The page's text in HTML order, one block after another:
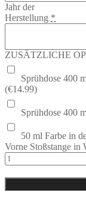
Jahr der
Herstellung *
ZUSÄTZLICHE
Sprühdose 400
(€14.99)
Sprühdose 400
50 ml Farbe in
Vorne Stoßstange